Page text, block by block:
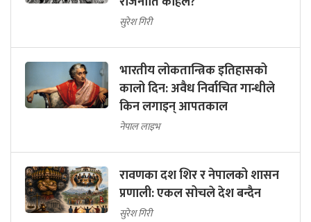
सुरेश गिरी
भारतीय लोकतान्त्रिक इतिहासको
कालो दिन: अवैध निर्वाचित गान्धीले
किन लगाइन् आपतकाल
नेपाल लाइभ
रावणका दश शिर र नेपालको शासन
प्रणाली: एकल सोचले देश बन्दैन
सुरेश गिरी